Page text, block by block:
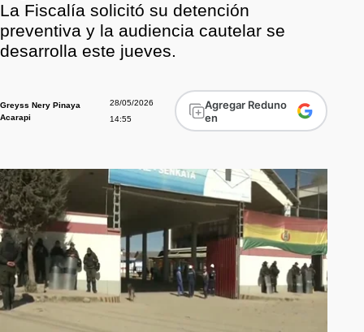
La Fiscalía solicitó su detención
preventiva y la audiencia cautelar se
desarrolla este jueves.
Greyss Nery Pinaya
Acarapi
28/05/2026
14:55
Agregar Reduno
en